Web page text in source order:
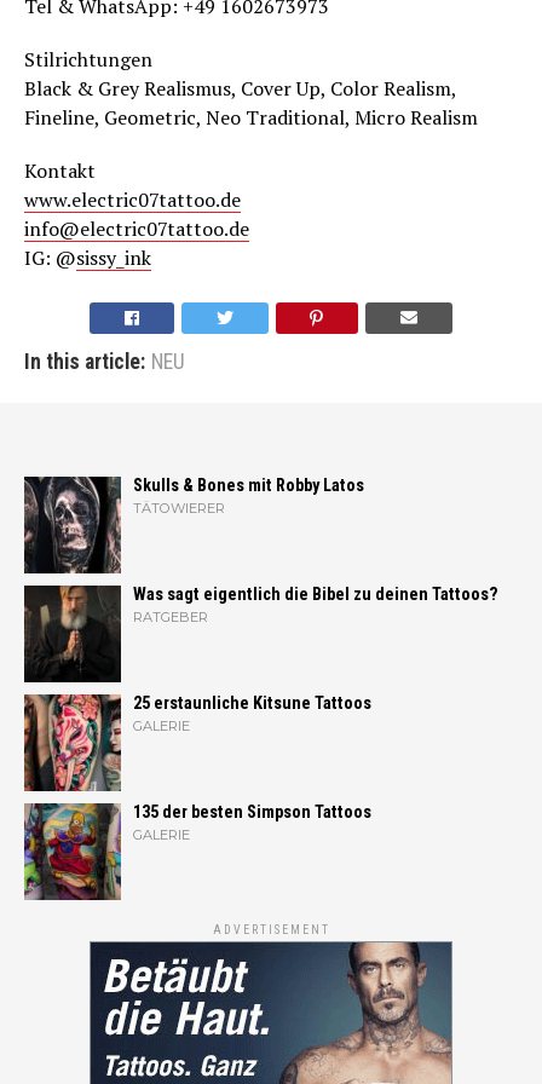
Tel & WhatsApp: +49 1602673973
Stilrichtungen
Black & Grey Realismus, Cover Up, Color Realism,
Fineline, Geometric, Neo Traditional, Micro Realism
Kontakt
www.electric07tattoo.de
info@electric07tattoo.de
IG: @sissy_ink
In this article: NEU
Skulls & Bones mit Robby Latos
TÄTOWIERER
Was sagt eigentlich die Bibel zu deinen Tattoos?
RATGEBER
25 erstaunliche Kitsune Tattoos
GALERIE
135 der besten Simpson Tattoos
GALERIE
ADVERTISEMENT